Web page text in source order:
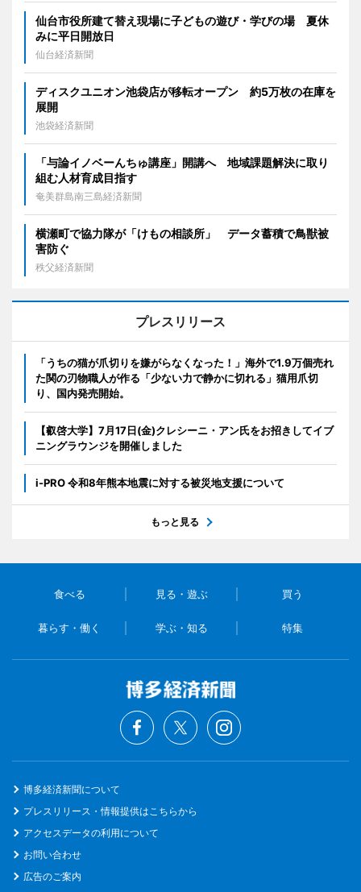
仙台市役所建て替え現場に子どもの遊び・学びの場 夏休
みに平日開放日
仙台経済新聞
ディスクユニオン池袋店が移転オープン 約5万枚の在庫を
展開
池袋経済新聞
「与論イノベーんちゅ講座」開講へ 地域課題解決に取り
組む人材育成目指す
奄美群島南三島経済新聞
横瀬町で協力隊が「けもの相談所」 データ蓄積で鳥獣被
害防ぐ
秩父経済新聞
プレスリリース
「うちの猫が爪切りを嫌がらなくなった！」海外で1.9万個売れ
た関の刃物職人が作る「少ない力で静かに切れる」猫用爪切
り、国内発売開始。
【叡啓大学】7月17日(金)クレシーニ・アン氏をお招きしてイブ
ニングラウンジを開催しました
i-PRO 令和8年熊本地震に対する被災地支援について
もっと見る
食べる 見る・遊ぶ 買う
暮らす・働く 学ぶ・知る 特集
博多経済新聞について
プレスリリース・情報提供はこちらから
アクセスデータの利用について
お問い合わせ
広告のご案内